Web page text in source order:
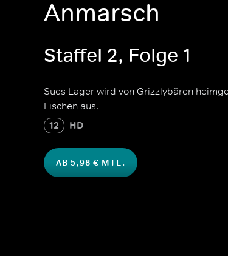
Anmarsch
Staffel 2, Folge 1
Sues Lager wird von Grizzlybären
Fischen aus.
12 HD
AB 5,98 € MTL.